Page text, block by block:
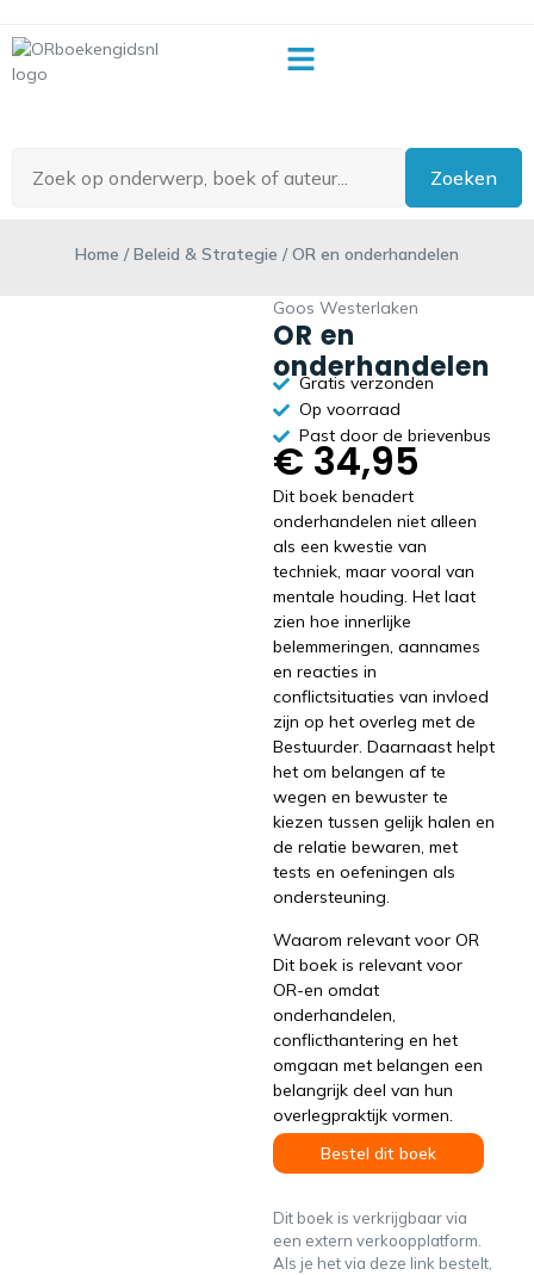
Zoeken
Home /Beleid & Strategie / OR en onderhandelen
Goos Westerlaken
OR en
onderhandelen
Gratis verzonden
Op voorraad
Past door de brievenbus
€ 34,95
Dit boek benadert
onderhandelen niet alleen
als een kwestie van
techniek, maar vooral van
mentale houding. Het laat
zien hoe innerlijke
belemmeringen, aannames
en reacties in
conflictsituaties van invloed
zijn op het overleg met de
Bestuurder. Daarnaast helpt
het om belangen af te
wegen en bewuster te
kiezen tussen gelijk halen en
de relatie bewaren, met
tests en oefeningen als
ondersteuning.
Waarom relevant voor OR
Dit boek is relevant voor
OR-en omdat
onderhandelen,
conflicthantering en het
omgaan met belangen een
belangrijk deel van hun
overlegpraktijk vormen.
Bestel dit boek
Dit boek is verkrijgbaar via
een extern verkoopplatform.
Als je het via deze link bestelt,